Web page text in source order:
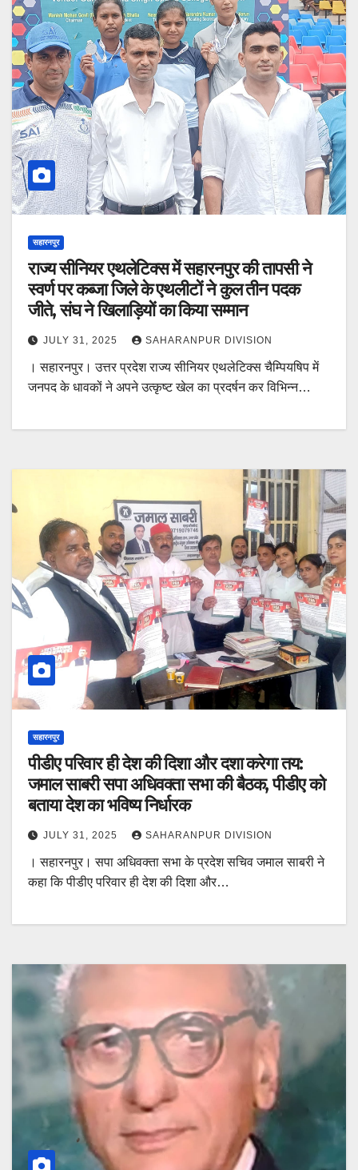
सहारनपुर
राज्य सीनियर एथलेटिक्स में सहारनपुर की तापसी ने
स्वर्ण पर कब्जा जिले के एथलीटों ने कुल तीन पदक
जीते, संघ ने खिलाड़ियों का किया सम्मान
JULY 31, 2025 SAHARANPUR DIVISION
। सहारनपुर। उत्तर प्रदेश राज्य सीनियर एथलेटिक्स चैम्पियषिप में
जनपद के धावकों ने अपने उत्कृष्ट खेल का प्रदर्षन कर विभिन्न…
सहारनपुर
पीडीए परिवार ही देश की दिशा और दशा करेगा तय:
जमाल साबरी सपा अधिवक्ता सभा की बैठक, पीडीए को
बताया देश का भविष्य निर्धारक
JULY 31, 2025 SAHARANPUR DIVISION
। सहारनपुर। सपा अधिवक्ता सभा के प्रदेश सचिव जमाल साबरी ने
कहा कि पीडीए परिवार ही देश की दिशा और…